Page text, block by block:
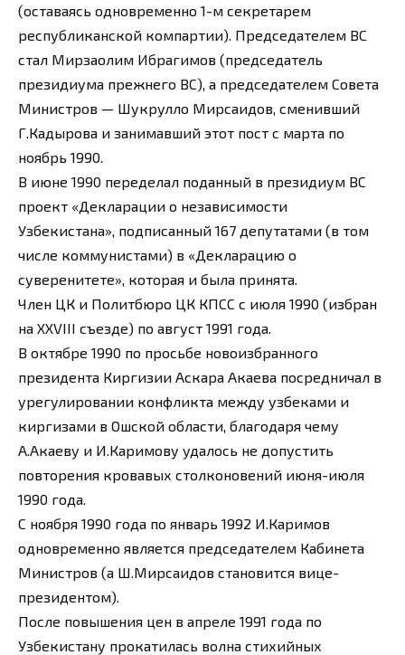
(оставаясь одновременно 1-м секретарем
республиканской компартии). Председателем ВС
стал Мирзаолим Ибрагимов (председатель
президиума прежнего ВС), а председателем Совета
Министров — Шукрулло Мирсаидов, сменивший
Г.Кадырова и занимавший этот пост с марта по
ноябрь 1990.
В июне 1990 переделал поданный в президиум ВС
проект «Декларации о независимости
Узбекистана», подписанный 167 депутатами (в том
числе коммунистами) в «Декларацию о
суверенитете», которая и была принята.
Член ЦК и Политбюро ЦК КПСС с июля 1990 (избран
на XXVIII съезде) по август 1991 года.
В октябре 1990 по просьбе новоизбранного
президента Киргизии Аскара Акаева посредничал в
урегулировании конфликта между узбеками и
киргизами в Ошской области, благодаря чему
А.Акаеву и И.Каримову удалось не допустить
повторения кровавых столконовений июня-июля
1990 года.
С ноября 1990 года по январь 1992 И.Каримов
одновременно является председателем Кабинета
Министров (а Ш.Мирсаидов становится вице-
президентом).
После повышения цен в апреле 1991 года по
Узбекистану прокатилась волна стихийных